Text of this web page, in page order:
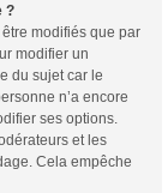
?
modifiés que par
modifier un
du sujet car le
n’a encore
ses options.
et les
Cela empêche